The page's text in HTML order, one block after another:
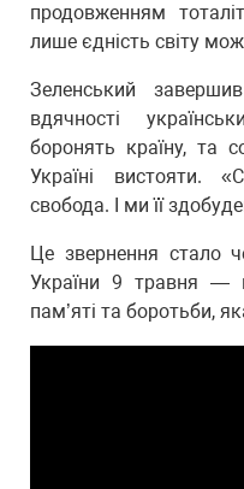
продовженням
лише єдність світу
Зеленський
вдячності
боронять країну, та
Україні вистояти.
свобода. І ми її
Це звернення стало
України 9 травня —
пам’яті та боротьби,